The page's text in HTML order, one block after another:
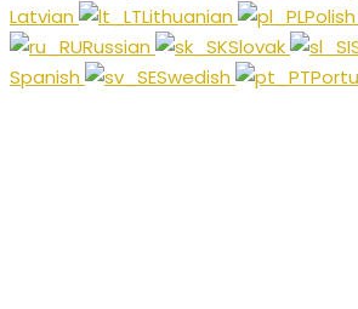
Latvian
Lithuanian Polish
Russian
Slovak
Spanish
Swedish